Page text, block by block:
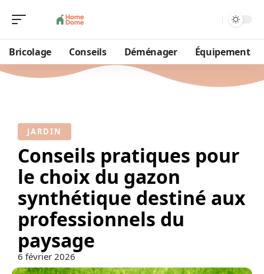
Bricolage Conseils Déménager Équipement
JARDIN
Conseils pratiques pour
le choix du gazon
synthétique destiné aux
professionnels du
paysage
6 février 2026